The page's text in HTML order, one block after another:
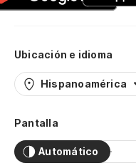
Ubicación e idioma
Hispanoamérica
Pantalla
Automático